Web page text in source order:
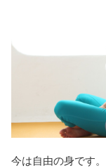
今は自由の身です